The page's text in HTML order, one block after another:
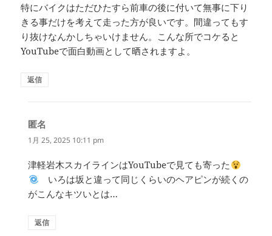
特にバイクはただひたすら前車の後に付いて無事に下り
きる事だけを考えて走った方が良いです。間違ってもす
り抜けなんかしちゃいけません。こんな所でコケると
YouTubeで面白動画として晒されますよ。
返信
匿名
り:
1月 25, 2025 10:11 pm
津軽岩木スカイラインはYouTubeで見ても寄った
いろは坂と違って同じくらいのヘアピンが続くの
がこんなキツいとは…
返信